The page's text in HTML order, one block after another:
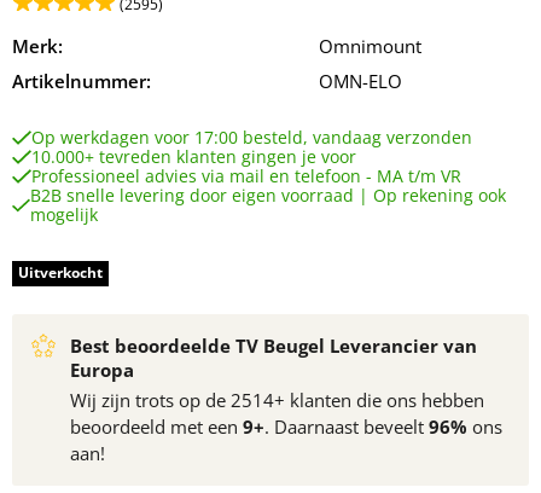
Merk:
Omnimount
Artikelnummer:
OMN-ELO
Op werkdagen voor 17:00 besteld, vandaag verzonden
10.000+ tevreden klanten gingen je voor
Professioneel advies via mail en telefoon - MA t/m VR
B2B snelle levering door eigen voorraad | Op rekening ook
mogelijk
Uitverkocht
Best beoordeelde TV Beugel Leverancier van
Europa
Wij zijn trots op de 2514+ klanten die ons hebben
beoordeeld met een 9+. Daarnaast beveelt 96% ons
aan!